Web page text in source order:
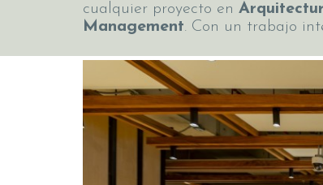
cualquier proyecto en
Management. Con un trabajo